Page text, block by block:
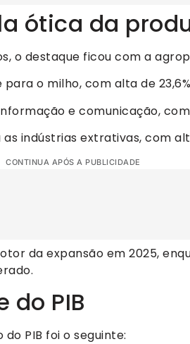
ótica da
o destaque ficou com a
para o milho, com alta de 23,6%
e comunicação,
as indústrias extrativas, com
CONTINUA APÓS A PUBLICIDADE
da expansão em 2025,
do PIB
PIB foi o seguinte: